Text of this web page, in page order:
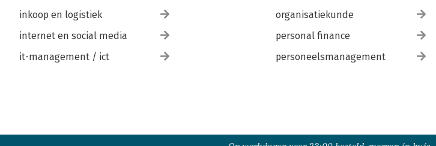
inkoop en logistiek
internet en social media
it-management / ict
organisatiekunde
personal finance
personeelsmanagement